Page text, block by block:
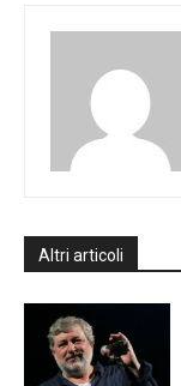
Altri articoli